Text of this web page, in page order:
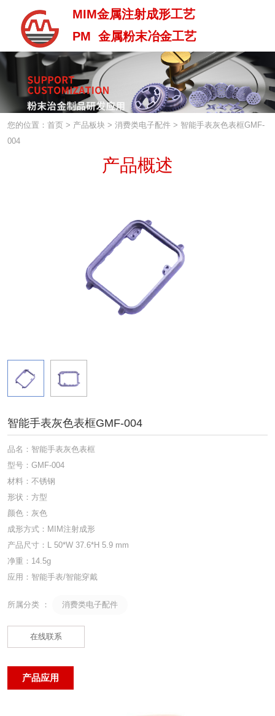
PM 金属粉末治金工艺
MIM金属注射成形工艺
PM 金属粉末冶金工艺
您的位置：首页 > 产品板块 > 消费类电子配件 > 智能手表灰色表框GMF-
004
产品概述
智能手表灰色表框GMF-004
品名：智能手表灰色表框
型号：GMF-004
材料：不锈钢
形状：方型
颜色：灰色
成形方式：MIM注射成形
产品尺寸：L 50*W 37.6*H 5.9 mm
净重：14.5g
应用：智能手表/智能穿戴
所属分类 ： 消费类电子配件
在线联系
产品应用